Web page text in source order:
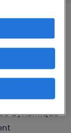
à
dynamique